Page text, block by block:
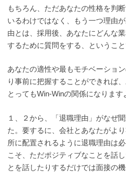
もちろん、ただあなたの性格を判
いるわけではなく、もう一つ理由
由とは、採用後、あなたにどんな
するために質問をする、ということ
あなたの適性や最もモチベーショ
り事前に把握することができれば
とってもWin-Winの関係になります
１、２から、「退職理由」がなぜ
た。要するに、会社とあなたがよ
所に配置されるように退職理由は
こそ、ただポジティブなことを話
とを話したりするだけでは面接の